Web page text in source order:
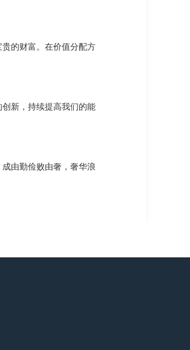
的财富。在价值分配方
新，持续提高我们的能
由勤俭败由奢，奢华浪